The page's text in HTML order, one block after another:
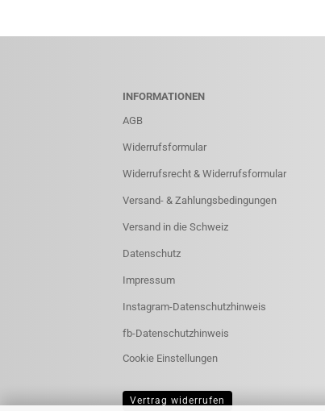
INFORMATIONEN
AGB
Widerrufsformular
Widerrufsrecht & Widerrufsformular
Versand- & Zahlungsbedingungen
Versand in die Schweiz
Datenschutz
Impressum
Instagram-Datenschutzhinweis
fb-Datenschutzhinweis
Cookie Einstellungen
Vertrag widerrufen